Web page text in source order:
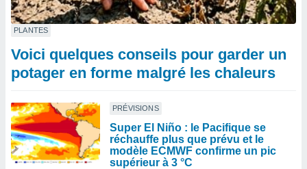
PLANTES
Voici quelques conseils pour garder un
potager en forme malgré les chaleurs
PRÉVISIONS
Super El Niño : le Pacifique se
réchauffe plus que prévu et le
modèle ECMWF confirme un pic
supérieur à 3 °C